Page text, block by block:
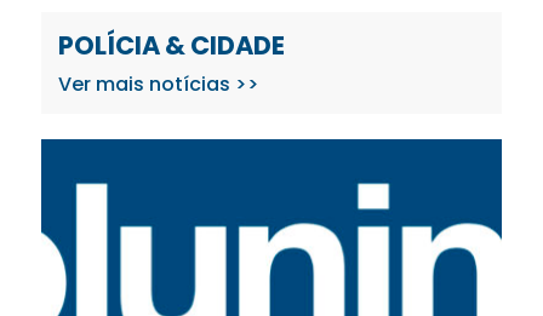
POLÍCIA & CIDADE
Ver mais notícias >>